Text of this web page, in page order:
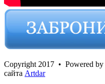
Сopyright 2017 • Powered by
сайта Artdar